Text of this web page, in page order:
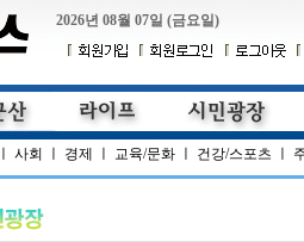
2026년 08월 07일 (금요일)
사회 경제 교육/문화 건강/스포츠